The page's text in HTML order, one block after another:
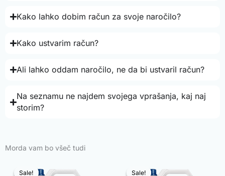
Kako lahko dobim račun za svoje naročilo?
Kako ustvarim račun?
Ali lahko oddam naročilo, ne da bi ustvaril račun?
Na seznamu ne najdem svojega vprašanja, kaj naj
storim?
Morda vam bo všeč tudi
Sale!
Sale! Sale!
Sale!